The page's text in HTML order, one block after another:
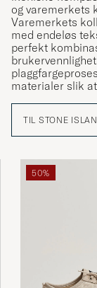
og varemerkets
Varemerkets
med endeløs
perfekt
materialer slik
TIL STONE
50%